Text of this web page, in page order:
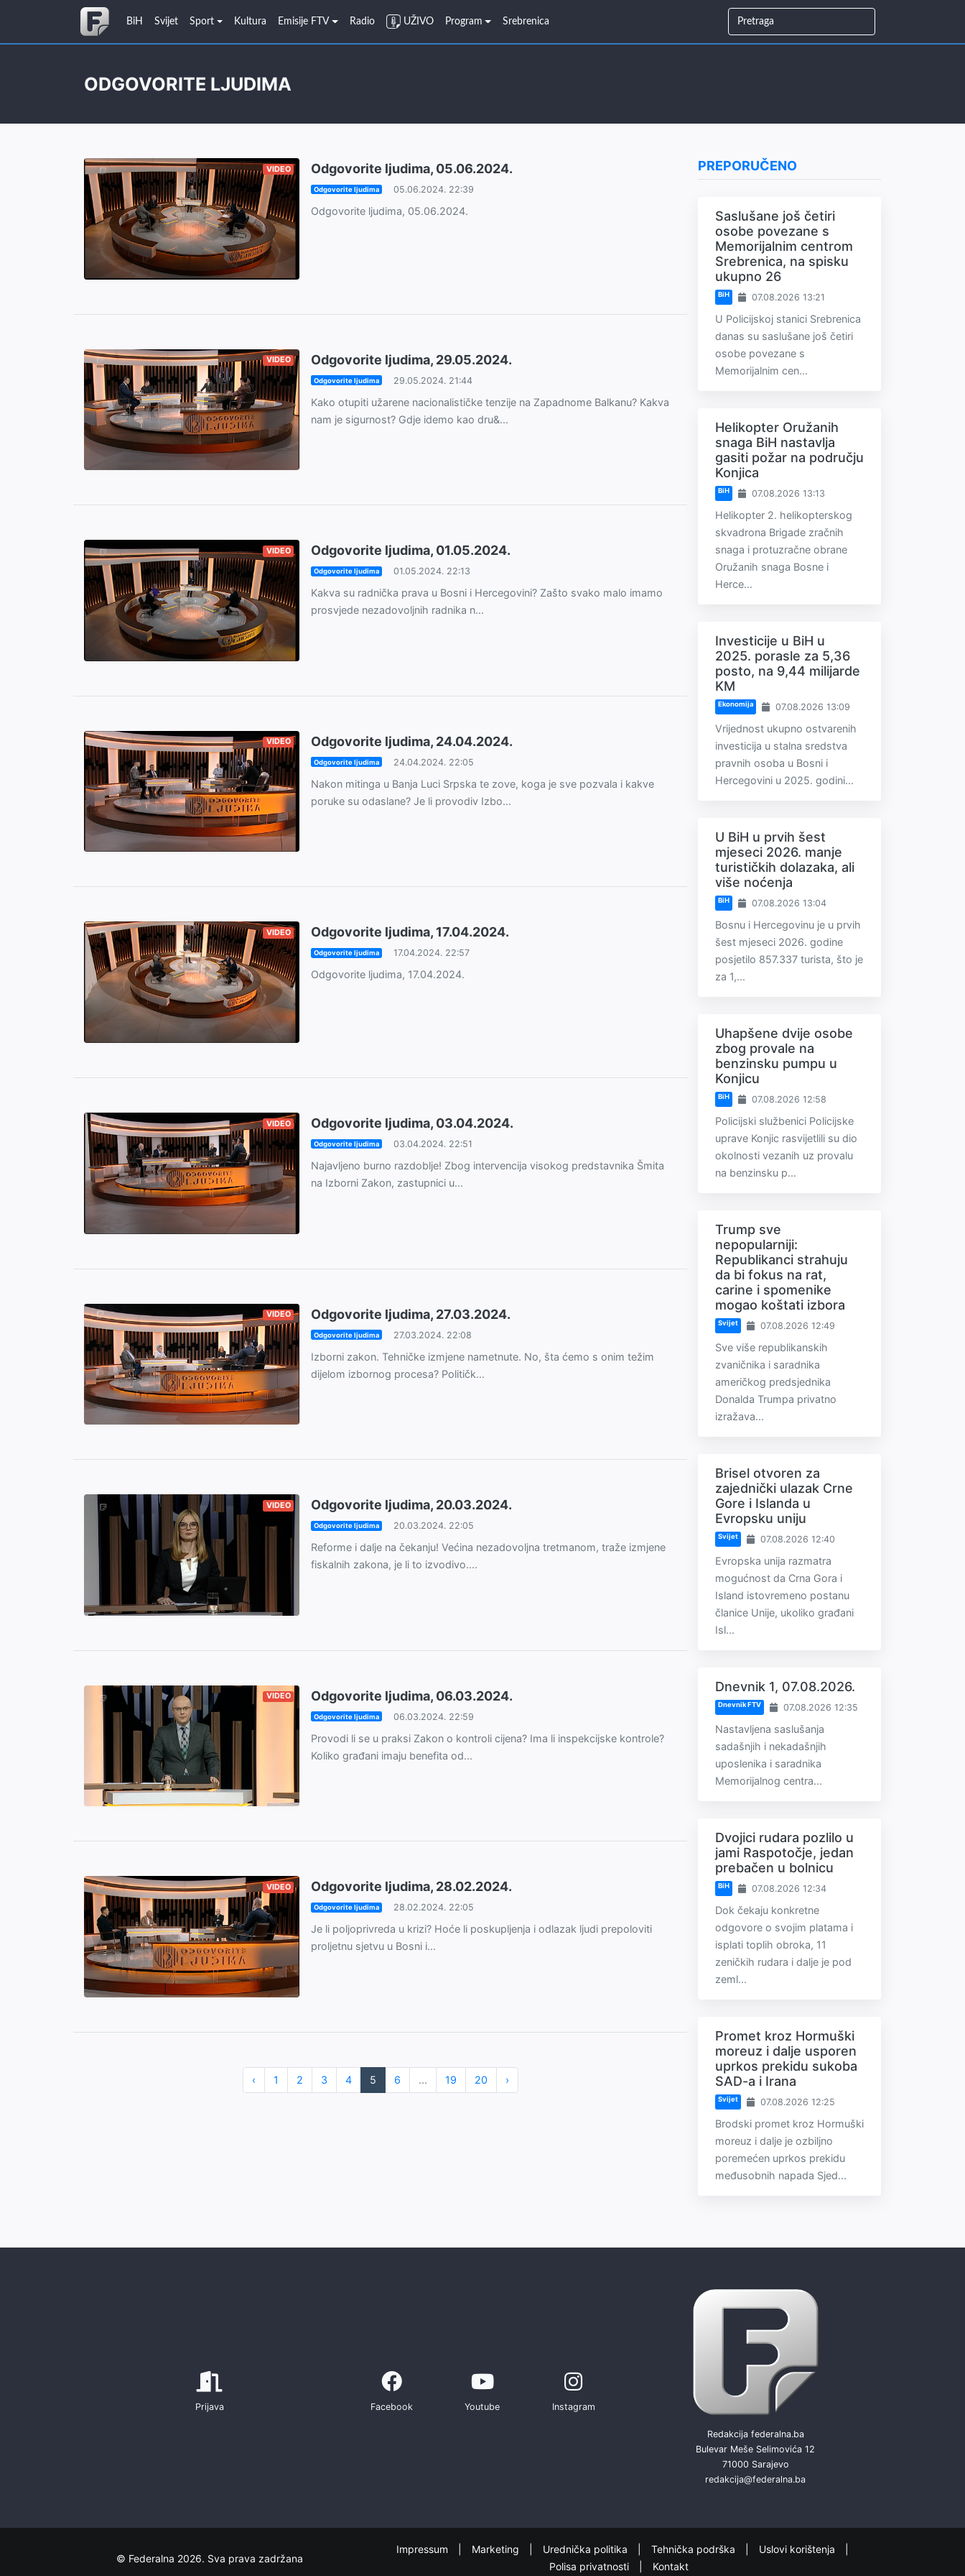
BiH Svijet Sport Kultura Emisije FTV Radio UŽIVO Program Srebrenica
ODGOVORITE LJUDIMA
VIDEO Odgovorite ljudima, 05.06.2024.
Odgovorite ljudima 05.06.2024. 22:39
Odgovorite ljudima, 05.06.2024.
VIDEO Odgovorite ljudima, 29.05.2024.
Odgovorite ljudima 29.05.2024. 21:44
Kako otupiti užarene nacionalističke tenzije na Zapadnome Balkanu? Kakva
nam je sigurnost? Gdje idemo kao dru&...
VIDEO Odgovorite ljudima, 01.05.2024.
Odgovorite ljudima 01.05.2024. 22:13
Kakva su radnička prava u Bosni i Hercegovini? Zašto svako malo imamo
prosvjede nezadovoljnih radnika n...
VIDEO Odgovorite ljudima, 24.04.2024.
Odgovorite ljudima 24.04.2024. 22:05
Nakon mitinga u Banja Luci Srpska te zove, koga je sve pozvala i kakve
poruke su odaslane? Je li provodiv Izbo...
VIDEO Odgovorite ljudima, 17.04.2024.
Odgovorite ljudima 17.04.2024. 22:57
Odgovorite ljudima, 17.04.2024.
VIDEO Odgovorite ljudima, 03.04.2024.
Odgovorite ljudima 03.04.2024. 22:51
Najavljeno burno razdoblje! Zbog intervencija visokog predstavnika Šmita
na Izborni Zakon, zastupnici u...
VIDEO Odgovorite ljudima, 27.03.2024.
Odgovorite ljudima 27.03.2024. 22:08
Izborni zakon. Tehničke izmjene nametnute. No, šta ćemo s onim težim
dijelom izbornog procesa? Političk...
VIDEO Odgovorite ljudima, 20.03.2024.
Odgovorite ljudima 20.03.2024. 22:05
Reforme i dalje na čekanju! Većina nezadovoljna tretmanom, traže izmjene
fiskalnih zakona, je li to izvodivo....
VIDEO Odgovorite ljudima, 06.03.2024.
Odgovorite ljudima 06.03.2024. 22:59
Provodi li se u praksi Zakon o kontroli cijena? Ima li inspekcijske kontrole?
Koliko građani imaju benefita od...
VIDEO Odgovorite ljudima, 28.02.2024.
Odgovorite ljudima 28.02.2024. 22:05
Je li poljoprivreda u krizi? Hoće li poskupljenja i odlazak ljudi prepoloviti
proljetnu sjetvu u Bosni i...
‹ 1 2 3 4 5 6 ... 19 20 ›
PREPORUČENO
Saslušane još četiri
osobe povezane s
Memorijalnim centrom
Srebrenica, na spisku
ukupno 26
BiH 07.08.2026 13:21
U Policijskoj stanici Srebrenica
danas su saslušane još četiri
osobe povezane s
Memorijalnim cen...
Helikopter Oružanih
snaga BiH nastavlja
gasiti požar na području
Konjica
BiH 07.08.2026 13:13
Helikopter 2. helikopterskog
skvadrona Brigade zračnih
snaga i protuzračne obrane
Oružanih snaga Bosne i
Herce...
Investicije u BiH u
2025. porasle za 5,36
posto, na 9,44 milijarde
KM
Ekonomija 07.08.2026 13:09
Vrijednost ukupno ostvarenih
investicija u stalna sredstva
pravnih osoba u Bosni i
Hercegovini u 2025. godini...
U BiH u prvih šest
mjeseci 2026. manje
turističkih dolazaka, ali
više noćenja
BiH 07.08.2026 13:04
Bosnu i Hercegovinu je u prvih
šest mjeseci 2026. godine
posjetilo 857.337 turista, što je
za 1,...
Uhapšene dvije osobe
zbog provale na
benzinsku pumpu u
Konjicu
BiH 07.08.2026 12:58
Policijski službenici Policijske
uprave Konjic rasvijetlili su dio
okolnosti vezanih uz provalu
na benzinsku p...
Trump sve
nepopularniji:
Republikanci strahuju
da bi fokus na rat,
carine i spomenike
mogao koštati izbora
Svijet 07.08.2026 12:49
Sve više republikanskih
zvaničnika i saradnika
američkog predsjednika
Donalda Trumpa privatno
izražava...
Brisel otvoren za
zajednički ulazak Crne
Gore i Islanda u
Evropsku uniju
Svijet 07.08.2026 12:40
Evropska unija razmatra
mogućnost da Crna Gora i
Island istovremeno postanu
članice Unije, ukoliko građani
Isl...
Dnevnik 1, 07.08.2026.
Dnevnik FTV 07.08.2026 12:35
Nastavljena saslušanja
sadašnjih i nekadašnjih
uposlenika i saradnika
Memorijalnog centra...
Dvojici rudara pozlilo u
jami Raspotočje, jedan
prebačen u bolnicu
BiH 07.08.2026 12:34
Dok čekaju konkretne
odgovore o svojim platama i
isplati toplih obroka, 11
zeničkih rudara i dalje je pod
zeml...
Promet kroz Hormuški
moreuz i dalje usporen
uprkos prekidu sukoba
SAD-a i Irana
Svijet 07.08.2026 12:25
Brodski promet kroz Hormuški
moreuz i dalje je ozbiljno
poremećen uprkos prekidu
međusobnih napada Sjed...
Prijava Facebook Youtube Instagram
Redakcija federalna.ba
Bulevar Meše Selimovića 12
71000 Sarajevo
redakcija@federalna.ba
© Federalna 2026. Sva prava zadržana
Impressum Marketing Urednička politika Tehnička podrška
Uslovi korištenja
Polisa privatnosti
Kontakt